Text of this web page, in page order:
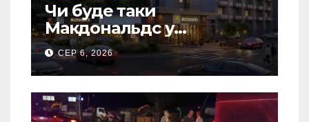
Чи буде таки
Макдональдс у
Дрогобичі? (Фото)
СЕР 6, 2026